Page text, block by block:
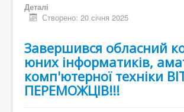
Деталі
Створено: 20 січня 2025
Завершився обласний
юних інформатиків,
комп'ютерної техніки
ПЕРЕМОЖЦІВ!!!